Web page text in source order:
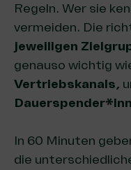
Regeln. Wer sie
vermeiden. Die
jeweiligen
genauso wichtig
Vertriebskanals,
In 60 Minuten
die